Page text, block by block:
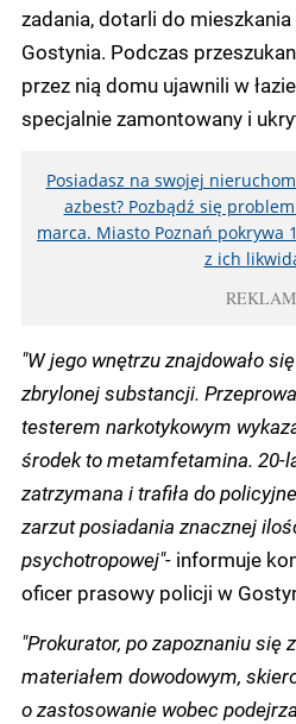
zadania, dotarli do
Gostynia. Podczas
przez nią domu ujawnili w
specjalnie zamontowany i
Posiadasz na swojej
azbest? Pozbądź się
marca. Miasto Poznań pokrywa
z ich
"W jego wnętrzu znajdowało
zbrylonej substancji.
testerem narkotykowym
środek to metamfetamina. 20-
zatrzymana i trafiła do
zarzut posiadania znacznej
psychotropowej"- informuje
oficer prasowy policji w
"Prokurator, po zapoznaniu się
materiałem dowodowym,
o zastosowanie wobec